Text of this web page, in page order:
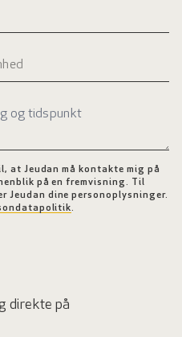
at Jeudan må kontakte mig på
på en fremvisning. Til
Jeudan dine personoplysninger.
.
direkte på